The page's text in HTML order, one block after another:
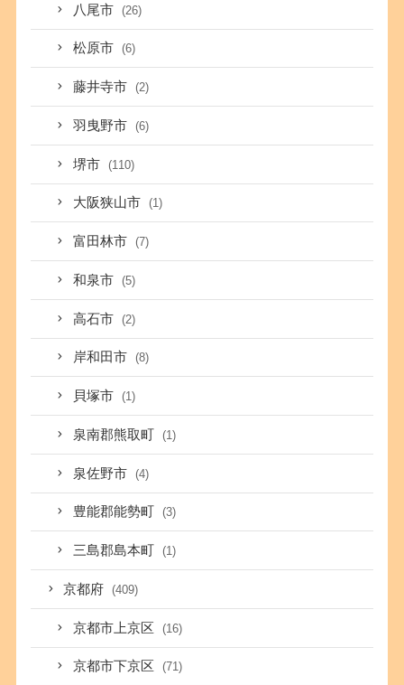
八尾市 (26)
松原市 (6)
藤井寺市 (2)
羽曳野市 (6)
堺市 (110)
大阪狭山市 (1)
富田林市 (7)
和泉市 (5)
高石市 (2)
岸和田市 (8)
貝塚市 (1)
泉南郡熊取町 (1)
泉佐野市 (4)
豊能郡能勢町 (3)
三島郡島本町 (1)
京都府 (409)
京都市上京区 (16)
京都市下京区 (71)